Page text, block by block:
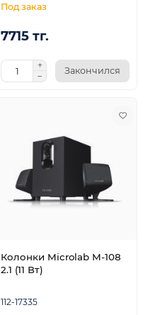
7715 тг.
Закончился
Колонки Microlab M-108
2.1 (11 Вт)
112-17335